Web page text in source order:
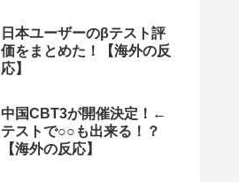
日本ユーザーのβテスト評
価をまとめた！【海外の反
応】
中国CBT3が開催決定！←
テストで○○も出来る！？
【海外の反応】